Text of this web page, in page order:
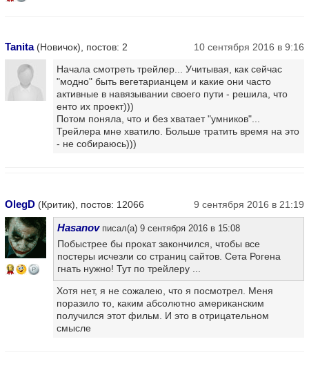
Tanita(Новичок), постов: 2
10 сентября 2016 в 9:16
Начала смотреть трейлер... Учитывая, как сейчас
"модно" быть вегетарианцем и какие они часто
активные в навязывании своего пути - решила, что
енто их проект)))
Потом поняла, что и без хватает "умников"...
Трейлера мне хватило. Больше тратить время на это
- не собираюсь)))
OlegD (Критик), постов: 12066 9 сентября 2016 в 21:19
13
Hasanovписал(а) 9 сентября 2016 в 15:08
Побыстрее бы прокат закончился, чтобы все
постеры исчезли со страниц сайтов. Сета Рогена
гнать нужно! Тут по трейлеру ...
Хотя нет, я не сожалею, что я посмотрел. Меня
поразило то, каким абсолютно американским
получился этот фильм. И это в отрицательном
смысле